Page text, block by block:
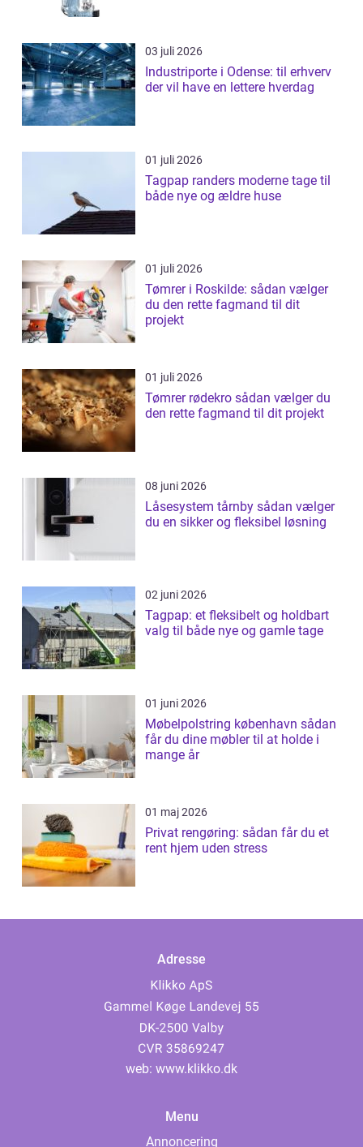
03 juli 2026
Industriporte i Odense: til erhverv
der vil have en lettere hverdag
01 juli 2026
Tagpap randers moderne tage til
både nye og ældre huse
01 juli 2026
Tømrer i Roskilde: sådan vælger
du den rette fagmand til dit
projekt
01 juli 2026
Tømrer rødekro sådan vælger du
den rette fagmand til dit projekt
08 juni 2026
Låsesystem tårnby sådan vælger
du en sikker og fleksibel løsning
02 juni 2026
Tagpap: et fleksibelt og holdbart
valg til både nye og gamle tage
01 juni 2026
Møbelpolstring københavn sådan
får du dine møbler til at holde i
mange år
01 maj 2026
Privat rengøring: sådan får du et
rent hjem uden stress
Adresse
web: www.klikko.dk
Menu
Annoncering